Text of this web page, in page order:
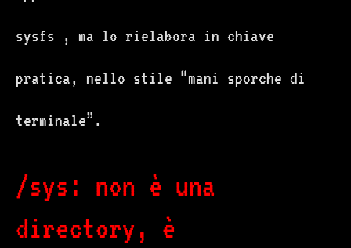
sysfs , ma lo rielabora in chiave
pratica, nello stile “mani sporche di
terminale”.
/sys: non è una
directory, è